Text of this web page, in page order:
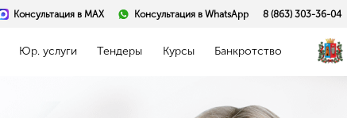
Консультация в MAX Консультация в WhatsApp 8 (863) 303-36-04
Юр. услуги Тендеры Курсы Банкротство